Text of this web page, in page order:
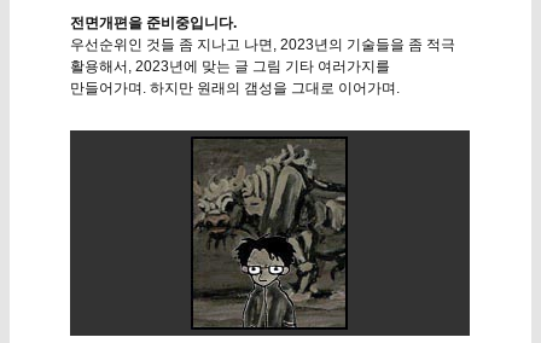
전면개편을 준비중입니다.
우선순위인 것들 좀 지나고 나면, 2023년의 기술들을 좀 적극
활용해서, 2023년에 맞는 글 그림 기타 여러가지를
만들어가며. 하지만 원래의 갬성을 그대로 이어가며.